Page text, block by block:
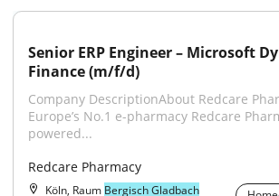
Senior ERP Engineer – Microsoft
Finance (m/f/d)
Company DescriptionAbout Redcare
Europe’s No.1 e-pharmacy Redcare
powered...
Redcare Pharmacy
Köln, Raum Bergisch Gladbach